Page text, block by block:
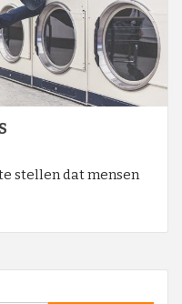
stellen dat mensen